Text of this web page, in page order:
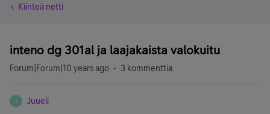
Kiinteä netti
inteno dg 301al ja laajakaista valokuitu
Forum|Forum|10 years ago 3 kommenttia
J Juueli